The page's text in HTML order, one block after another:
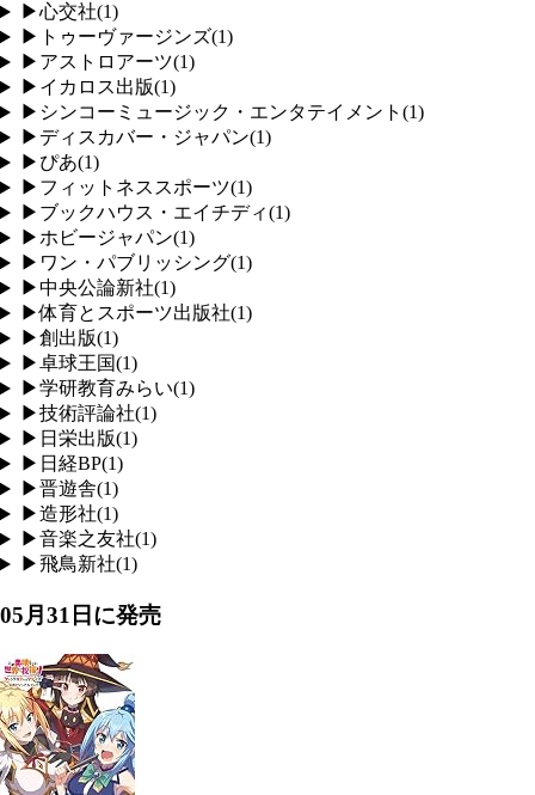
▶心交社(1)
▶ トゥーヴァージンズ(1)
▶ アストロアーツ(1)
▶ イカロス出版(1)
▶ シンコーミュージック・エンタテイメント (1)
▶ ディスカバー・ジャパン(1)
▶ ぴあ(1)
▶ フィットネススポーツ(1)
▶ ブックハウス・エイチディ(1)
▶ ホビージャパン(1)
▶ ワン・パブリッシング(1)
▶中央公論新社(1)
▶体育とスポーツ出版社(1)
▶創出版(1)
▶卓球王国(1)
▶学研教育みらい(1)
▶技術評論社(1)
▶ 日栄出版(1)
▶ 日経BP(1)
▶晋遊舎(1)
▶造形社(1)
▶音楽之友社(1)
▶飛鳥新社(1)
05月31日 に発売